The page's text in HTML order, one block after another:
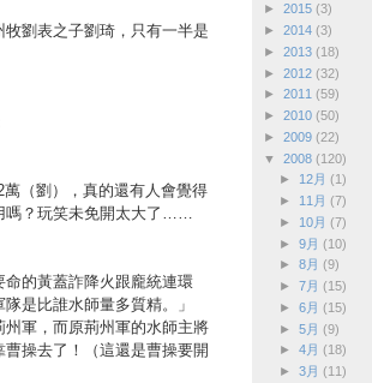
劉表之子劉琦，只有一半是
（劉），真的還有人會覺得
嗎？玩笑未免開太大了……
的黃蓋詐降火跟龐統連環
是比誰水師量多質精。」
軍，而原荊州軍的水師主將
操去了！（這還是曹操要開
► 2015 (3)
► 2014 (3)
► 2013 (18)
► 2012 (32)
► 2011 (59)
► 2010 (50)
► 2009 (22)
▼ 2008 (120)
►
12月 (1)
►
11月 (7)
►
10月 (7)
► 9月 (10)
► 8月 (9)
► 7月 (15)
► 6月 (15)
► 5月 (9)
► 4月 (18)
► 3月 (11)